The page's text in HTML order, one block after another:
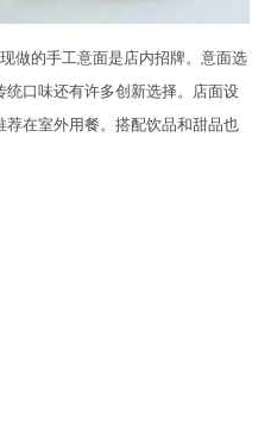
做的手工意面是店内招牌。意面选
口味还有许多创新选择。店面设
在室外用餐。搭配饮品和甜品也